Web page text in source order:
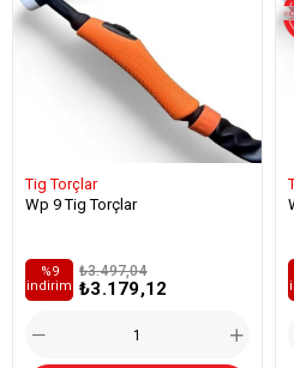
Tig Torçlar
Wp 9 Tig Torçlar
₺3.179,12
₺3.497,04
%9
i̇ndirim